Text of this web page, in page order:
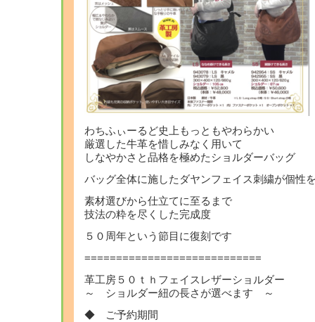
わちふぃーるど史上もっともやわらかい
厳選した牛革を惜しみなく用いて
しなやかさと品格を極めたショルダーバッグ
バッグ全体に施したダヤンフェイス刺繍が個性
素材選びから仕立てに至るまで
技法の粋を尽くした完成度
５０周年という節目に復刻です
============================
革工房５０ｔｈフェイスレザーショルダー
～ ショルダー紐の長さが選べます ～
◆ ご予約期間